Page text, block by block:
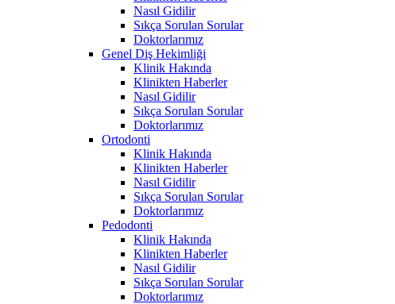
Nasıl Gidilir
Sıkça Sorulan Sorular
Doktorlarımız
Genel Diş Hekimliği
Klinik Hakında
Klinikten Haberler
Nasıl Gidilir
Sıkça Sorulan Sorular
Doktorlarımız
Ortodonti
Klinik Hakında
Klinikten Haberler
Nasıl Gidilir
Sıkça Sorulan Sorular
Doktorlarımız
Pedodonti
Klinik Hakında
Klinikten Haberler
Nasıl Gidilir
Sıkça Sorulan Sorular
Doktorlarımız